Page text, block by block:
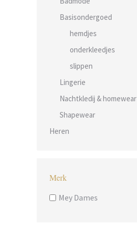
Basisondergoed
hemdjes
onderkleedjes
slippen
Lingerie
Nachtkledij & homewear
Shapewear
Heren
Merk
Mey Dames